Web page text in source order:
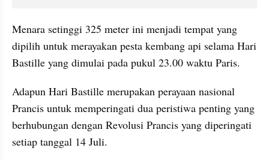
Menara setinggi 325 meter ini menjadi tempat yang
dipilih untuk merayakan pesta kembang api selama Hari
Bastille yang dimulai pada pukul 23.00 waktu Paris.
Adapun Hari Bastille merupakan perayaan nasional
Prancis untuk memperingati dua peristiwa penting yang
berhubungan dengan Revolusi Prancis yang diperingati
setiap tanggal 14 Juli.